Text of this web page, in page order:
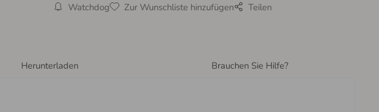
Watchdog Zur Wunschliste hinzufügen Teilen
Herunterladen Brauchen Sie Hilfe?